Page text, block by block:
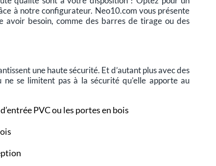
à notre configurateur. Neo10.com vous présente
avoir besoin, comme des barres de tirage ou des
une haute sécurité. Et d’autant plus avec des
ne se limitent pas à la sécurité qu’elle apporte au
PVC ou les portes en bois